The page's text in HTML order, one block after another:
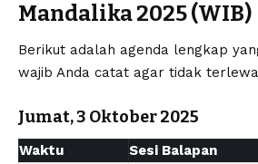
Mandalika 2025 (WIB)
Berikut adalah agenda lengkap
wajib Anda catat agar tidak
Jumat, 3 Oktober 2025
Waktu Sesi Balapan